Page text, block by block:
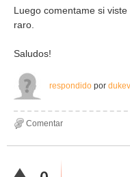
Luego comentame si
raro.
Saludos!
respondido por